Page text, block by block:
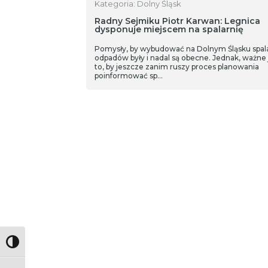
Toggle High Contrast
Kategoria: Dolny Śląsk
Radny Sejmiku Piotr Karwan: Legnica
dysponuje miejscem na spalarnię
Pomysły, by wybudować na Dolnym Śląsku
odpadów były i nadal są obecne. Jednak, ważne
to, by jeszcze zanim ruszy proces planowania
poinformować sp…